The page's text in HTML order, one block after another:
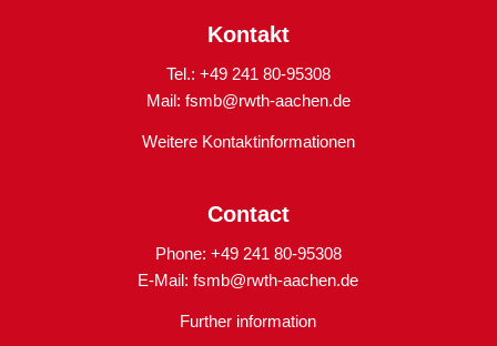
Kontakt
Tel.: +49 241 80-95308
Mail: fsmb@rwth-aachen.de
Weitere Kontaktinformationen
Contact
Phone: +49 241 80-95308
E-Mail:fsmb@rwth-aachen.de
Further information